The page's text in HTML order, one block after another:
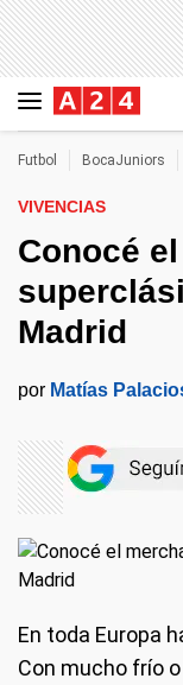
Futbol BocaJuniors
VIVENCIAS
Conocé
Madrid
por Matías
En toda Europa
Con mucho frío